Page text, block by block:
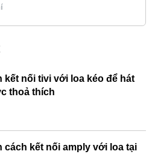
kết nối tivi với loa kéo để hát
thoả thích
cách kết nối amply với loa tại